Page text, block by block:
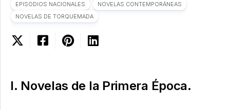
EPISODIOS NACIONALES
NOVELAS CONTEMPORÁNEAS
NOVELAS DE TORQUEMADA
I. Novelas de la Primera Época.